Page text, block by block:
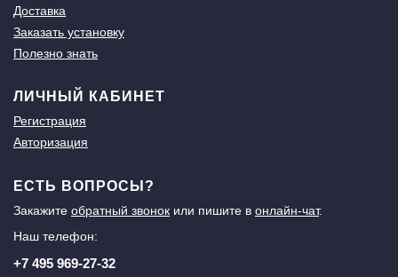
Доставка
Заказать установку
Полезно знать
ЛИЧНЫЙ КАБИНЕТ
Регистрация
Авторизация
ЕСТЬ ВОПРОСЫ?
Закажите обратный звонок или пишите в онлайн-чат.
Наш телефон:
+7 495 969-27-32